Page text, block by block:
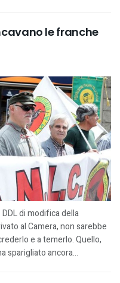
le franche
di modifica della
al Camera, non sarebbe
e a temerlo. Quello,
sparigliato ancora...